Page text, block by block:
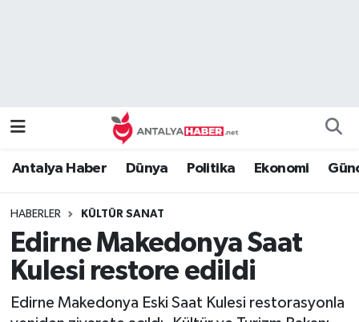
Antalya Haber Dünya Politika Ekonomi
HABERLER KÜLTÜR SANAT
Edirne Makedonya Saat
Kulesi restore edildi
Edirne Makedonya Eski Saat Kulesi restorasyonla
Genel
Güncel
Namaz Vakitleri
Tüm Manşetler
Son Dakika Haberleri